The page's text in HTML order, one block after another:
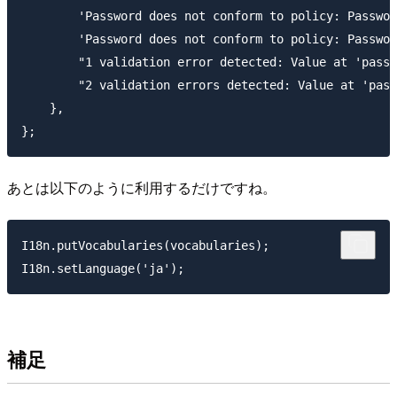
'Password does not conform to policy: Password
'Password does not conform to policy: Password
"1 validation error detected: Value at
"2 validation errors detected: Value at
    },
あとは以下のように利用するだけですね。
I18n.putVocabularies(vocabularies);
補足